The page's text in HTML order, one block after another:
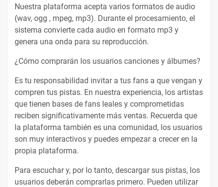
Nuestra plataforma acepta varios formatos de audio
(wav, ogg , mpeg, mp3). Durante el procesamiento, el
sistema convierte cada audio en formato mp3 y
genera una onda para su reproducción.
¿Cómo comprarán los usuarios canciones y álbumes?
Es tu responsabilidad invitar a tus fans a que vengan y
compren tus pistas. En nuestra experiencia, los artistas
que tienen bases de fans leales y comprometidas
reciben significativamente más ventas. Recuerda que
la plataforma también es una comunidad, los usuarios
son muy interactivos y puedes empezar a crecer en la
propia plataforma.
Para escuchar y, por lo tanto, descargar sus pistas, los
usuarios deberán comprarlas primero. Pueden utilizar